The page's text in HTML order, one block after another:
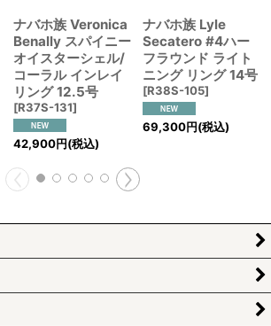
ナバホ族 Veronica
Benally スパイニー
オイスターシェル/
コーラル インレイ
リング 12.5号
[R37S-131]
42,900円(税込)
ナバホ族 Lyle
Secatero #4ハー
フラウンド ライト
ニング リング 14号
[R38S-105]
69,300円(税込)